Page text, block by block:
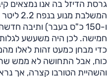
גרסת הדיזל בה אנו נמצאים
ו-150 כ"ס בעבר) ותיבה
חמישה. לכן היה משעשע
כדי מבחן כמעט זהות לאלו
כוח, אבל התחושה לא ממש